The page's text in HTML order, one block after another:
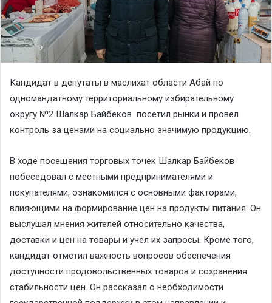
Кандидат в депутаты в маслихат области Абай по
одномандатному территориальному избирательному
округу №2 Шалкар Байбеков посетил рынки и провел
контроль за ценами на социально значимую продукцию.
В ходе посещения торговых точек Шалкар Байбеков
побеседовал с местными предпринимателями и
покупателями, ознакомился с основными факторами,
влияющими на формирование цен на продукты питания. Он
выслушал мнения жителей относительно качества,
доставки и цен на товары и учел их запросы. Кроме того,
кандидат отметил важность вопросов обеспечения
доступности продовольственных товаров и сохранения
стабильности цен. Он рассказал о необходимости